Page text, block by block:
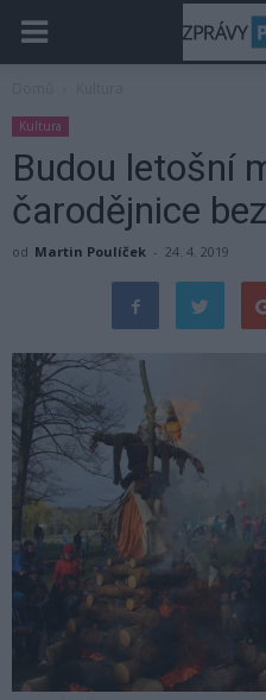
Kultura
Budou letošní
čarodějnice
od Martin Poulíček - 24. 4. 2019